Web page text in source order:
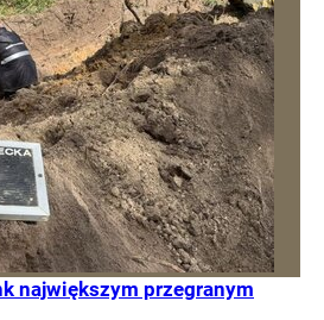
największym przegranym